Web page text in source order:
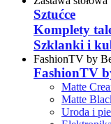
Sztućce
Komplety
Szklanki i
FashionTV by
FashionTV
Matte
Matte
Uroda i